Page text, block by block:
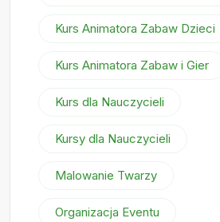
Kurs Animatora Zabaw Dzieci
Kurs Animatora Zabaw i Gier
Kurs dla Nauczycieli
Kursy dla Nauczycieli
Malowanie Twarzy
Organizacja Eventu